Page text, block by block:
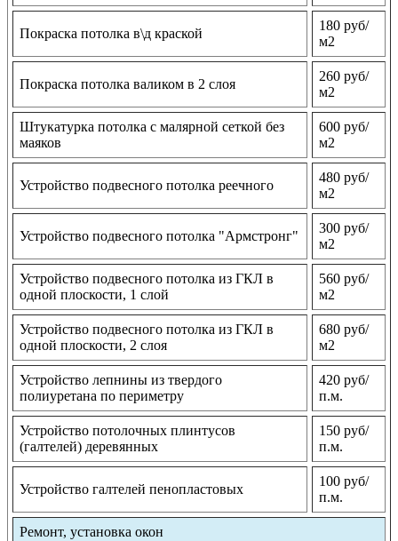
Покраска потолка в\д краской
180 руб/
м2
Покраска потолка валиком в 2 слоя
260 руб/
м2
Штукатурка потолка с малярной сеткой без
маяков
600 руб/
м2
Устройство подвесного потолка реечного
480 руб/
м2
Устройство подвесного потолка "Армстронг"
300 руб/
м2
Устройство подвесного потолка из ГКЛ в
одной плоскости, 1 слой
560 руб/
м2
Устройство подвесного потолка из ГКЛ в
одной плоскости, 2 слоя
680 руб/
м2
Устройство лепнины из твердого
полиуретана по периметру
420 руб/
п.м.
Устройство потолочных плинтусов
(галтелей) деревянных
150 руб/
п.м.
Устройство галтелей пенопластовых
100 руб/
п.м.
Ремонт, установка окон